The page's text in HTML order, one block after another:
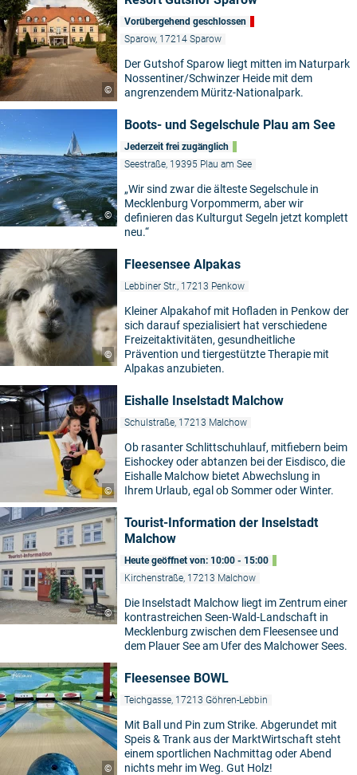
©
Vorübergehend geschlossen
Sparow, 17214 Sparow
Der Gutshof Sparow liegt mitten im Naturpark
Nossentiner/Schwinzer Heide mit dem
angrenzendem Müritz-Nationalpark.
©
Boots- und Segelschule Plau am See
Jederzeit frei zugänglich
Seestraße, 19395 Plau am See
„Wir sind zwar die älteste Segelschule in
Mecklenburg Vorpommerm, aber wir
definieren das Kulturgut Segeln jetzt komplett
neu.“
©
Fleesensee Alpakas
Lebbiner Str., 17213 Penkow
Kleiner Alpakahof mit Hofladen in Penkow der
sich darauf spezialisiert hat verschiedene
Freizeitaktivitäten, gesundheitliche
Prävention und tiergestützte Therapie mit
Alpakas anzubieten.
©
Eishalle Inselstadt Malchow
Schulstraße, 17213 Malchow
Ob rasanter Schlittschuhlauf, mitfiebern beim
Eishockey oder abtanzen bei der Eisdisco, die
Eishalle Malchow bietet Abwechslung in
Ihrem Urlaub, egal ob Sommer oder Winter.
©
Tourist-Information der Inselstadt
Malchow
Heute geöffnet von: 10:00 - 15:00
Kirchenstraße, 17213 Malchow
Die Inselstadt Malchow liegt im Zentrum einer
kontrastreichen Seen-Wald-Landschaft in
Mecklenburg zwischen dem Fleesensee und
dem Plauer See am Ufer des Malchower Sees.
©
Fleesensee BOWL
Teichgasse, 17213 Göhren-Lebbin
Mit Ball und Pin zum Strike. Abgerundet mit
Speis & Trank aus der MarktWirtschaft steht
einem sportlichen Nachmittag oder Abend
nichts mehr im Weg. Gut Holz!